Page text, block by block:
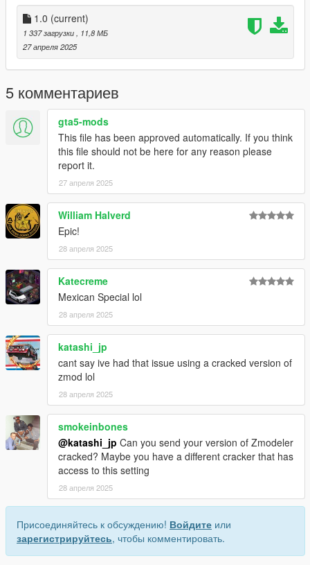
1.0 (current)
1 337 загрузки
, 11,8 МБ
27 апреля 2025
5 комментариев
gta5-mods
This file has been approved automatically. If you think
this file should not be here for any reason please
report it.
27 апреля 2025
William Halverd
Epic!
28 апреля 2025
Katecreme
Mexican Special lol
28 апреля 2025
katashi_jp
cant say ive had that issue using a cracked version of
zmod lol
28 апреля 2025
smokeinbones
@katashi_jp Can you send your version of Zmodeler
cracked? Maybe you have a different cracker that has
access to this setting
28 апреля 2025
Присоединяйтесь к обсуждению! Войдите или
зарегистрируйтесь, чтобы комментировать.